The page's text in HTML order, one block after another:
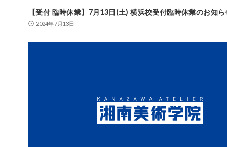
【受付 臨時休業】7月13日(土) 横浜校受付臨時休業のお知ら
2024年7月13日